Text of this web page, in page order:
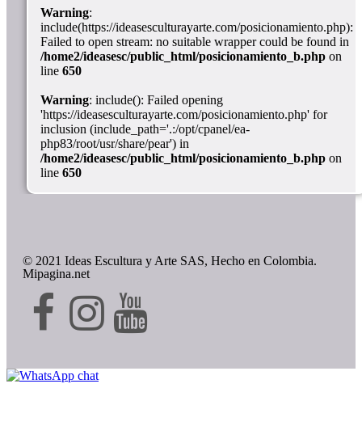
Warning:
include(https://ideasesculturayarte.com/posicionamiento.php):
Failed to open stream: no suitable wrapper could be found in
/home2/ideasesc/public_html/posicionamiento_b.php on
line 650
Warning: include(): Failed opening
'https://ideasesculturayarte.com/posicionamiento.php' for
inclusion (include_path='.:/opt/cpanel/ea-
php83/root/usr/share/pear') in
/home2/ideasesc/public_html/posicionamiento_b.php on
line 650
© 2021 Ideas Escultura y Arte SAS, Hecho en Colombia.
Mipagina.net